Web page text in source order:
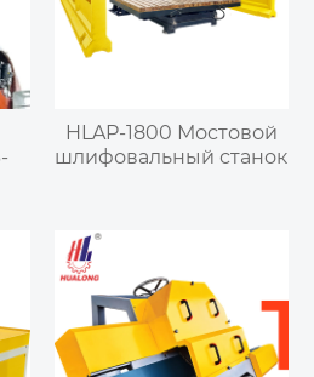
HLAP-1800 Мостовой
шлифовальный станок